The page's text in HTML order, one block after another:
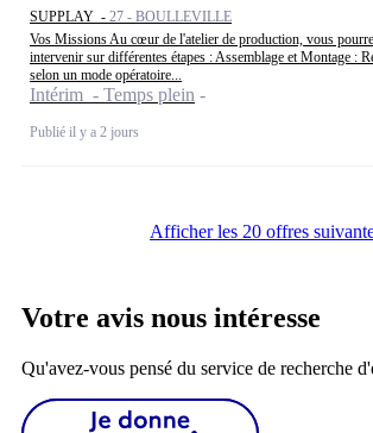
SUPPLAY - 27 - BOULLEVILLE
Vos Missions Au cœur de l'atelier de production, vous
intervenir sur différentes étapes : Assemblage et Montage :
selon un mode opératoire...
Intérim - Temps plein
Publié il y a 2 jours
Afficher les 20 offres
Votre avis nous intéresse
Qu'avez-vous pensé du service de recherche